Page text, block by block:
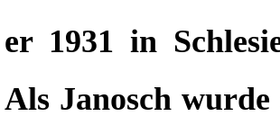
1931 in
Janosch